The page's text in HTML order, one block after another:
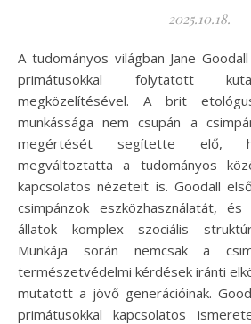
2025.10.18.
A tudományos világban Jane Goodall neve egyet jelent a
primátusokkal folytatott
megközelítésével. A brit
munkássága nem csupán a
megértését segítette elő,
megváltoztatta a tudományos
kapcsolatos nézeteit is. Goodall
csimpánzok eszközhasználatát,
állatok komplex szociális
Munkája során nemcsak a
természetvédelmi kérdések iránti
mutatott a jövő generációinak.
primátusokkal kapcsolatos